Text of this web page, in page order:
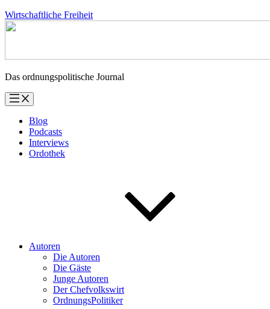
Zum
Inhalt
Wirtschaftliche Freiheit
Das ordnungspolitische Journal
Blog
Podcasts
Interviews
Ordothek
Autoren
Die Autoren
Die Gäste
Junge Autoren
Der Chefvolkswirt
OrdnungsPolitiker